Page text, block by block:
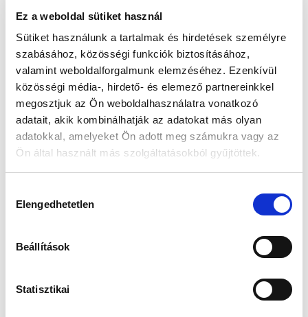
Ez a weboldal sütiket használ
Sütiket használunk a tartalmak és hirdetések személyre
szabásához, közösségi funkciók biztosításához,
valamint weboldalforgalmunk elemzéséhez. Ezenkívül
közösségi média-, hirdető- és elemező partnereinkkel
megosztjuk az Ön weboldalhasználatra vonatkozó
adatait, akik kombinálhatják az adatokat más olyan
adatokkal, amelyeket Ön adott meg számukra vagy az
Ön által használt más szolgáltatásokból gyűjtöttek.
kiválasztása
Elengedhetetlen
Beállítások
Statisztikai
Augusztus 11. (Kedd)📦
Készleten:RAKTÁRON
29 990 Ft 25 990 Ft
Az elmúlt 30 nap legjobb ára: 25 990 Ft